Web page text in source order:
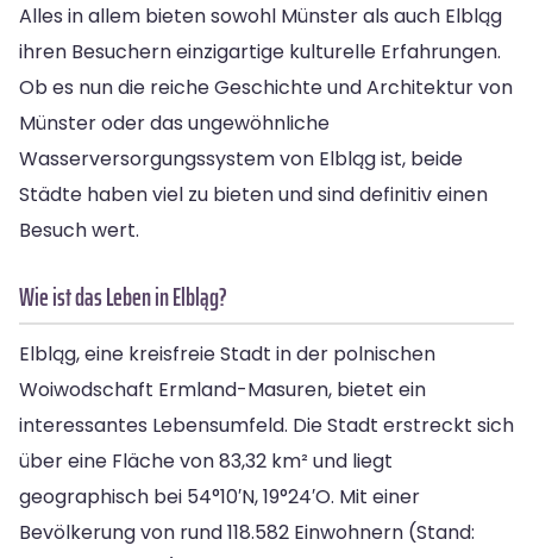
Alles in allem bieten sowohl Münster als auch Elbląg
ihren Besuchern einzigartige kulturelle Erfahrungen.
Ob es nun die reiche Geschichte und Architektur von
Münster oder das ungewöhnliche
Wasserversorgungssystem von Elbląg ist, beide
Städte haben viel zu bieten und sind definitiv einen
Besuch wert.
Wie ist das Leben in Elbląg?
Elbląg, eine kreisfreie Stadt in der polnischen
Woiwodschaft Ermland-Masuren, bietet ein
interessantes Lebensumfeld. Die Stadt erstreckt sich
über eine Fläche von 83,32 km² und liegt
geographisch bei 54°10′N, 19°24′O. Mit einer
Bevölkerung von rund 118.582 Einwohnern (Stand: